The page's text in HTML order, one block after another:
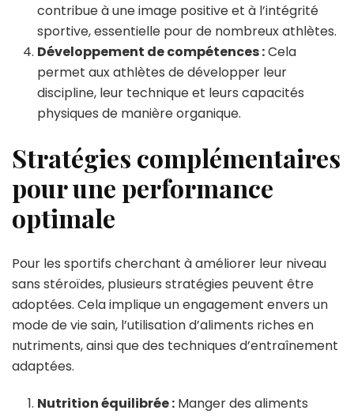
contribue à une image positive et à l’intégrité
sportive, essentielle pour de nombreux athlètes.
Développement de compétences :Cela
permet aux athlètes de développer leur
discipline, leur technique et leurs capacités
physiques de manière organique.
Stratégies complémentaires
pour une performance
optimale
Pour les sportifs cherchant à améliorer leur niveau
sans stéroïdes, plusieurs stratégies peuvent être
adoptées. Cela implique un engagement envers un
mode de vie sain, l’utilisation d’aliments riches en
nutriments, ainsi que des techniques d’entraînement
adaptées.
Nutrition équilibrée : Manger des aliments